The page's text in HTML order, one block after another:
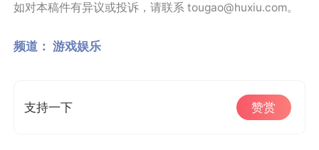
如对本稿件有异议或投诉，请联系 tougao@huxiu.com。
频道： 游戏娱乐
支持一下 赞赏